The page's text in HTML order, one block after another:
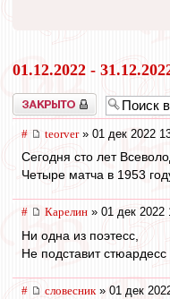
01.12.2022 -
Закрыто
# teorver» 01 дек 2022
Сегодня сто лет
Четыре матча в 1953
# Карелин » 01 дек 2022
Ни одна из поэтесс,
Не подставит
# словесник» 01 дек